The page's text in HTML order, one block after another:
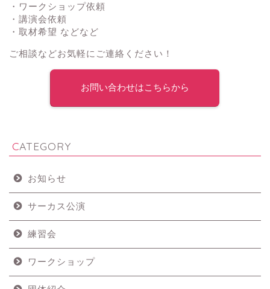
・ワークショップ依頼
・講演会依頼
・取材希望 などなど
ご相談などお気軽にご連絡ください！
お問い合わせはこちらから
CATEGORY
お知らせ
サーカス公演
練習会
ワークショップ